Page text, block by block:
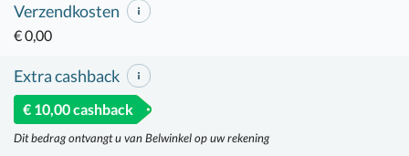
Verzendkosten
€ 0,00
Extra cashback
€ 10,00 cashback
Dit bedrag ontvangt u van Belwinkel op uw rekening